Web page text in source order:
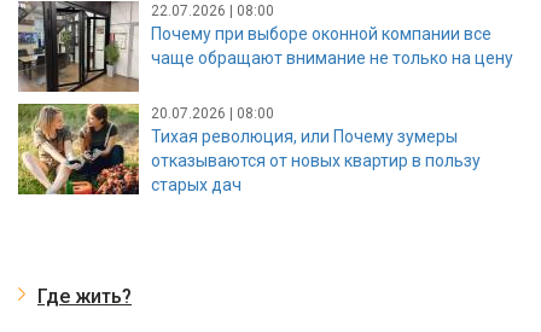
22.07.2026 | 08:00
Почему при выборе оконной компании все
чаще обращают внимание не только на цену
20.07.2026 | 08:00
Тихая революция, или Почему зумеры
отказываются от новых квартир в пользу
старых дач
Где жить?